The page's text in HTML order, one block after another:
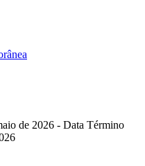
de 2026 - Data Término